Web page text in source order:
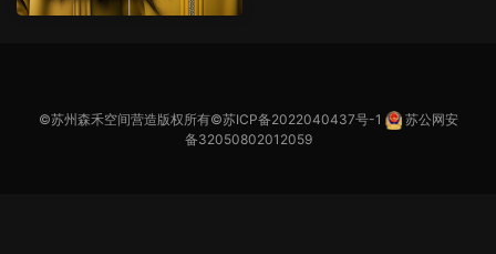
©苏州森禾空间营造版权所有©苏ICP备2022040437号-1
苏公网安
备32050802012059